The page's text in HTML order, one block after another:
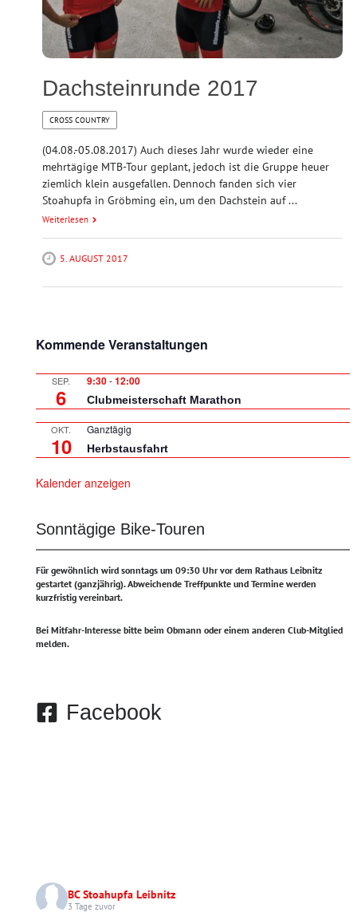
Dachsteinrunde 2017
CROSS COUNTRY
(04.08.-05.08.2017) Auch dieses Jahr wurde wieder eine
mehrtägige MTB-Tour geplant, jedoch ist die Gruppe heuer
ziemlich klein ausgefallen. Dennoch fanden sich vier
Stoahupfa in Gröbming ein, um den Dachstein auf ...
Weiterlesen
5. AUGUST 2017
Kommende Veranstaltungen
SEP.
6
9:30-12:00
Clubmeisterschaft Marathon
OKT.
10
Ganztägig
Herbstausfahrt
Kalender anzeigen
Sonntägige Bike-Touren
Für gewöhnlich wird sonntags um 09:30 Uhr vor dem Rathaus Leibnitz
gestartet (ganzjährig).Abweichende Treffpunkte und Termine werden
kurzfristig vereinbart.
Bei Mitfahr-Interesse bitte beim Obmann oder einem anderen Club-Mitglied
melden.
Facebook
BC Stoahupfa Leibnitz
3 Tage zuvor